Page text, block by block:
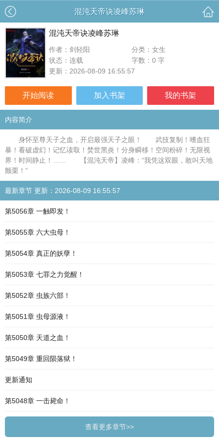
混沌天帝诀凌峰苏琳
混沌天帝诀凌峰苏琳
作者：剑轻阳
分类：女生
状态：连载
字数：0 字
更新：2026-08-09 16:55:57
开始阅读 加入书架 我的书架
内容简介
身怀至尊天子之血，开启最强天子之眼！ 武技复制！嗜血狂
暴！看破虚幻！记忆读取！焚世黑炎！分身瞬移！空间粉碎！无限视
界！时间静止！…… 【混沌天帝】凌峰：“我凭这双眼，敢叫天地
颤栗！”
最新章节 更新：2026-08-09 16:55:57
第5056章 一触即发！
第5055章 六大虫母！
第5054章 真正的妖孽！
第5053章 七罪之力觉醒！
第5052章 虫族六部！
第5051章 虫母源液！
第5050章 天道之血！
第5049章 重回陨落狱！
更新通知
第5048章 一击毙命！
查看更多章节>>